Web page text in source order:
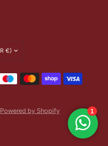
Powered by Shopify